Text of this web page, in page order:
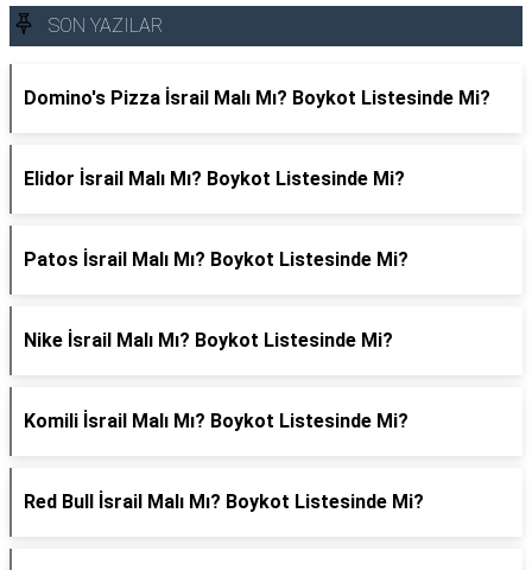
SON YAZILAR
Domino's Pizza İsrail Malı Mı? Boykot Listesinde Mi?
Elidor İsrail Malı Mı? Boykot Listesinde Mi?
Patos İsrail Malı Mı? Boykot Listesinde Mi?
Nike İsrail Malı Mı? Boykot Listesinde Mi?
Komili İsrail Malı Mı? Boykot Listesinde Mi?
Red Bull İsrail Malı Mı? Boykot Listesinde Mi?